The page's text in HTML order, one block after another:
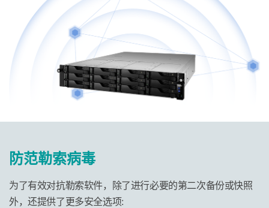
防范勒索病毒
为了有效对抗勒索软件，除了进行必要的第二次备份或快照
外，还提供了更多安全选项: